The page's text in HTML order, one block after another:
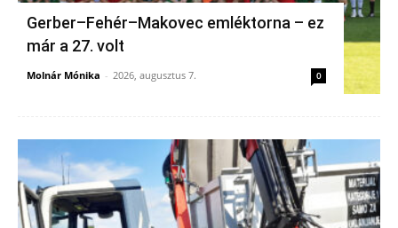
Gerber–Fehér–Makovec emléktorna – ez
már a 27. volt
Molnár Mónika - 2026, augusztus 7. 0